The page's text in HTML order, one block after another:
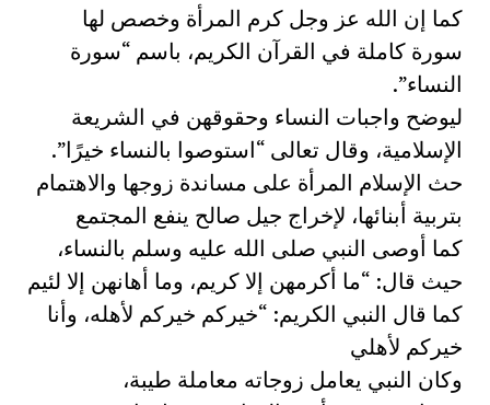
كما إن الله عز وجل كرم المرأة وخصص لها
سورة كاملة في القرآن الكريم، باسم “سورة
النساء”.
ليوضح واجبات النساء وحقوقهن في الشريعة
الإسلامية، وقال تعالى “استوصوا بالنساء خيرًا”.
حث الإسلام المرأة على مساندة زوجها والاهتمام
بتربية أبنائها، لإخراج جيل صالح ينفع المجتمع
كما أوصى النبي صلى الله عليه وسلم بالنساء،
حيث قال: “ما أكرمهن إلا كريم، وما أهانهن إلا لئيم
كما قال النبي الكريم: “خيركم خيركم لأهله، وأنا
خيركم لأهلي
وكان النبي يعامل زوجاته معاملة طيبة،